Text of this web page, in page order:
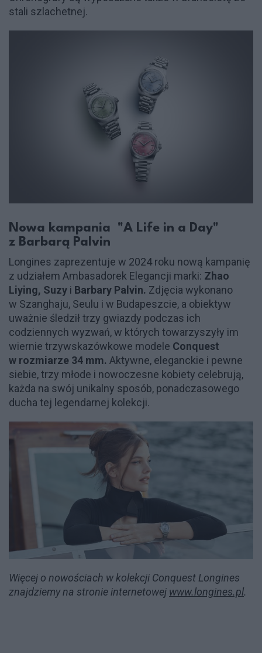
stali szlachetnej.
Nowa kampania "A Life in a Day"
z Barbarą Palvin
Longines zaprezentuje w 2024 roku nową kampanię
z udziałem Ambasadorek Elegancji marki: Zhao
Liying, Suzy i Barbary Palvin. Zdjęcia wykonano
w Szanghaju, Seulu i w Budapeszcie, a obiektyw
uważnie śledził trzy gwiazdy podczas ich
codziennych wyzwań, w których towarzyszyły im
wiernie trzywskazówkowe modele Conquest
w rozmiarze 34 mm. Aktywne, eleganckie i pewne
siebie, trzy młode i nowoczesne kobiety celebrują,
każda na swój unikalny sposób, ponadczasowego
ducha tej legendarnej kolekcji.
Więcej o nowościach w kolekcji Conquest Longines
znajdziemy na stronie internetowej www.longines.pl.